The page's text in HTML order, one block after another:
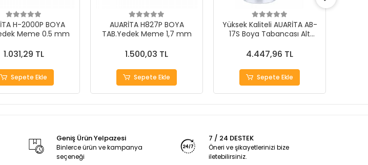
H-2000P BOYA
Meme 0.5 mm
1.031,29 TL
Sepete Ekle
AUARİTA H827P BOYA
TAB.Yedek Meme 1,7 mm
1.500,03 TL
Sepete Ekle
Yüksek Kaliteli AUARİTA AB-
17S Boya Tabancası Alt
4.447,96 TL
Sepete Ekle
Geniş Ürün Yelpazesi
Binlerce ürün ve kampanya
seçeneği
7 / 24 DESTEK
Öneri ve şikayetlerinizi bize
iletebilirsiniz.